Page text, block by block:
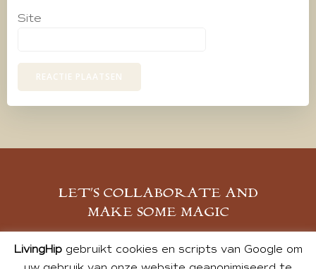
Site
LET’S COLLABORATE AND
MAKE SOME MAGIC
MELD JE AAN
LivingHipgebruikt cookies en scripts van Google om